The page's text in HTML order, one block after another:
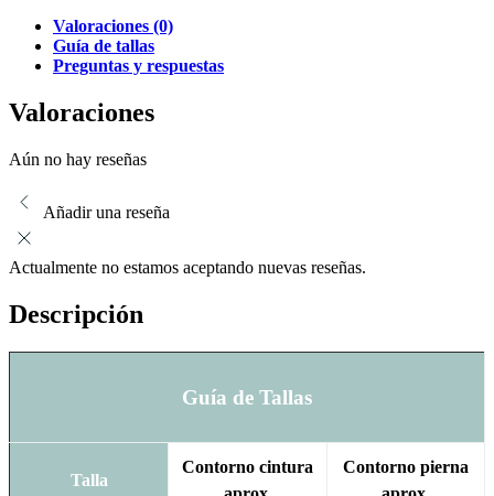
Valoraciones (0)
Guía de tallas
Preguntas y respuestas
Valoraciones
Aún no hay reseñas
Añadir una reseña
Actualmente no estamos aceptando nuevas reseñas.
Descripción
Guía de Tallas
Talla
Contorno cintura
Contorno pierna